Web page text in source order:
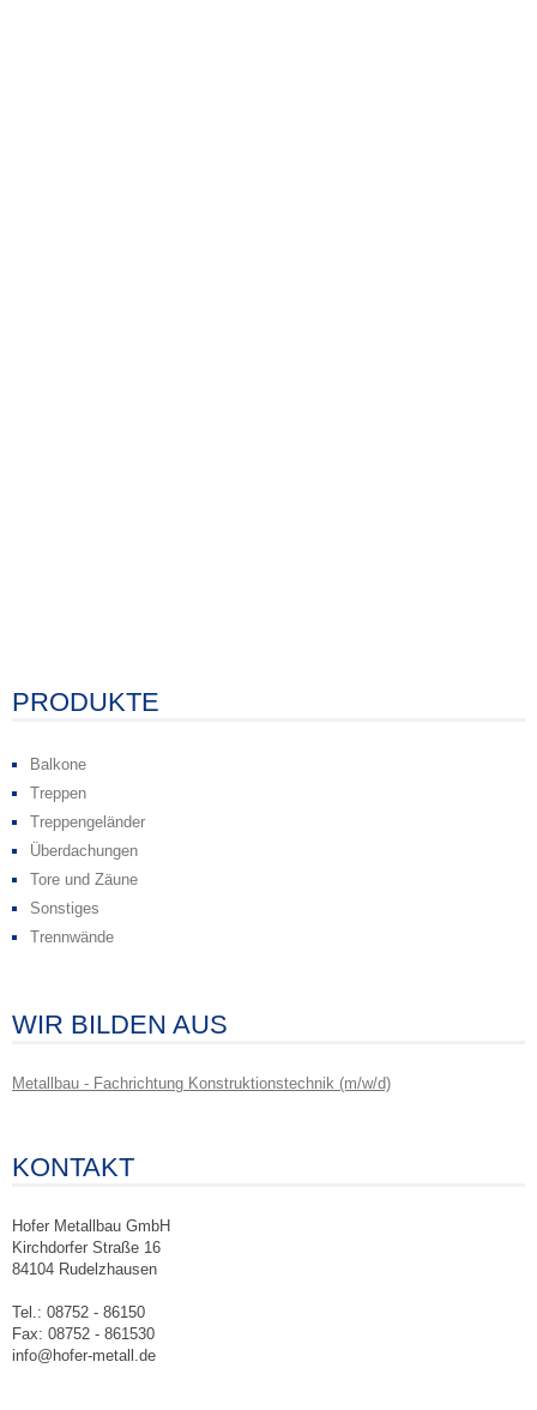
PRODUKTE
Balkone
Treppen
Treppengeländer
Überdachungen
Tore und Zäune
Sonstiges
Trennwände
WIR BILDEN AUS
Metallbau - Fachrichtung Konstruktionstechnik (m/w/d)
KONTAKT
Hofer Metallbau GmbH
Kirchdorfer Straße 16
84104 Rudelzhausen
Tel.: 08752 - 86150
Fax: 08752 - 861530
info@hofer-metall.de